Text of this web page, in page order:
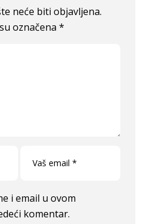
neće biti objavljena.
označena*
i email u ovom
komentar.